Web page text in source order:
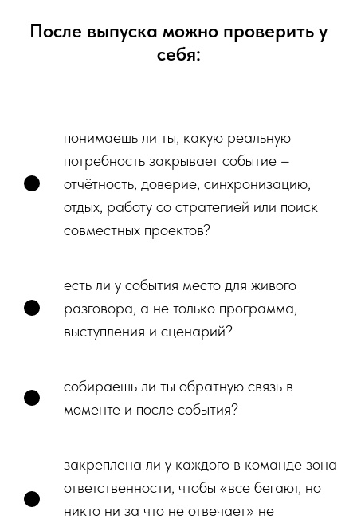
После выпуска можно проверить у
себя:
понимаешь ли ты, какую реальную
потребность закрывает событие –
отчётность, доверие, синхронизацию,
отдых, работу со стратегией или поиск
совместных проектов?
есть ли у события место для живого
разговора, а не только программа,
выступления и сценарий?
собираешь ли ты обратную связь в
моменте и после события?
закреплена ли у каждого в команде зона
ответственности, чтобы «все бегают, но
никто ни за что не отвечает» не